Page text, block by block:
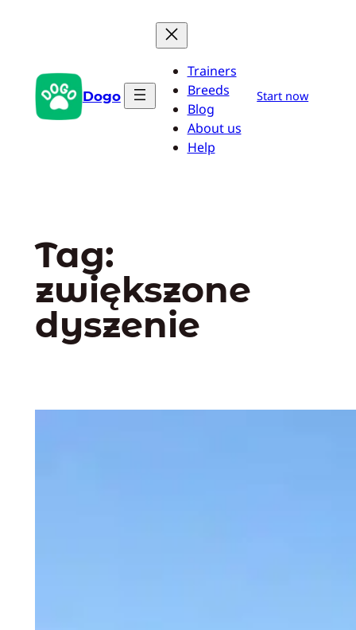
Dogo
Trainers
Breeds
Blog
About us
Help
Start now
Tag:
zwiększone
dyszenie